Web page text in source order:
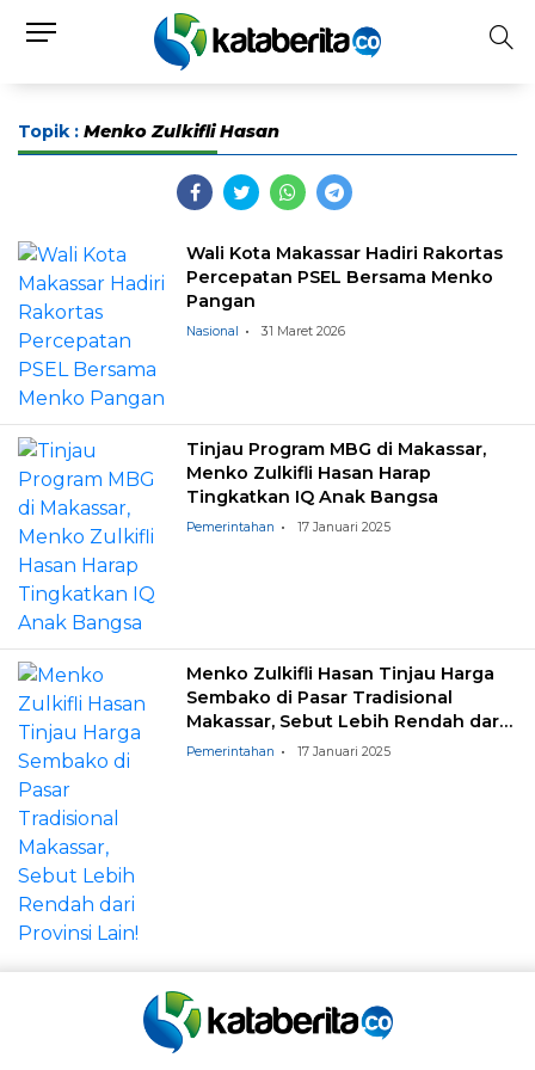
Topik : Menko Zulkifli Hasan
Wali Kota Makassar Hadiri Rakortas
Percepatan PSEL Bersama Menko
Pangan
Nasional 31 Maret 2026
Tinjau Program MBG di Makassar,
Menko Zulkifli Hasan Harap
Tingkatkan IQ Anak Bangsa
Pemerintahan 17 Januari 2025
Menko Zulkifli Hasan Tinjau Harga
Sembako di Pasar Tradisional
Makassar, Sebut Lebih Rendah dari
Provinsi Lain!
Pemerintahan 17 Januari 2025